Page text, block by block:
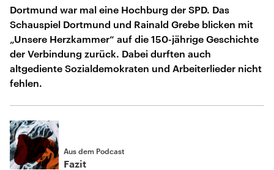
Dortmund war mal eine Hochburg der SPD. Das
Schauspiel Dortmund und Rainald Grebe blicken mit
„Unsere Herzkammer“ auf die 150-jährige Geschichte
der Verbindung zurück. Dabei durften auch
altgediente Sozialdemokraten und Arbeiterlieder nicht
fehlen.
Aus dem Podcast
Fazit